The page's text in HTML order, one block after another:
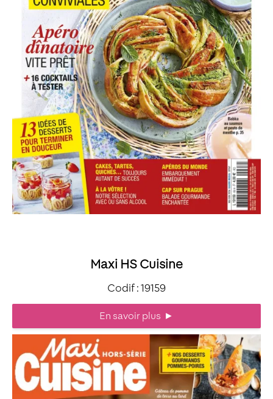
Maxi HS Cuisine
Codif : 19159
En savoir plus ►